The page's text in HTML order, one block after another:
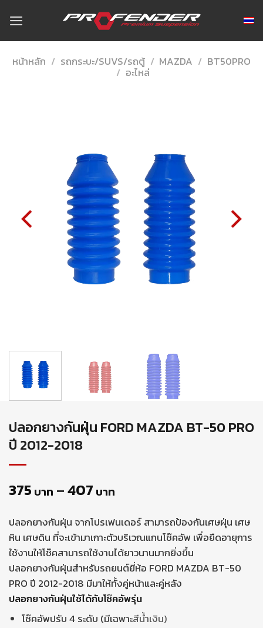
content
หน้าหลัก / รถกระบะ/SUVS/รถตู้ / MAZDA / BT50PRO
/ อะไหล่
ปลอกยางกันฝุ่น FORD MAZDA BT-50 PRO
ปี 2012-2018
375 บาท –407 บาท
ปลอกยางกันฝุ่น จากโปรเฟนเดอร์ สามารถป้องกันเศษฝุ่น เศษ
หิน เศษดิน ที่จะเข้ามาเกาะตัวบริเวณแกนโช๊คอัพ เพื่อยืดอายุการ
ใช้งานให้โช๊คสามารถใช้งานได้ยาวนานมากยิ่งขึ้น
ปลอกยางกันฝุ่นสำหรับรถยนต์ยี่ห้อ FORD MAZDA BT-50
PRO ปี 2012-2018 มีมาให้ทั้งคู่หน้าและคู่หลัง
ปลอกยางกันฝุ่นใช้ได้กับโช๊คอัพรุ่น
โช๊คอัพปรับ 4 ระดับ (มีเฉพาะสีน้ำเงิน)